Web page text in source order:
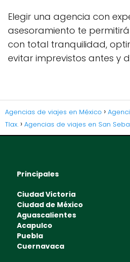
Elegir una agencia con
asesoramiento te
con total tranquilidad,
evitar imprevistos antes y
Agencias de viajes en México
Tlax.
Agencias de viajes en San
Principales
Ciudad Victoria
Ciudad de México
Aguascalientes
Acapulco
Puebla
Cuernavaca